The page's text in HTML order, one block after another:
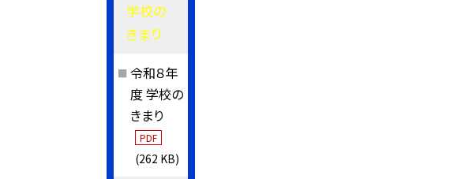
学校の
きまり
令和８年
度 学校の
きまり
PDF
(262 KB)